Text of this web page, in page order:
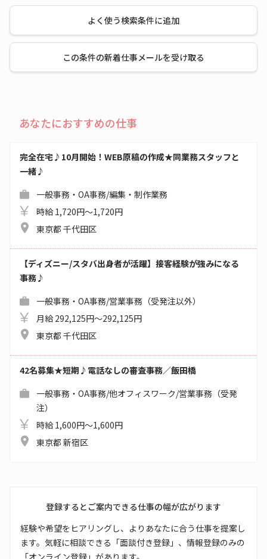
よく使う検索条件に追加
この条件の新着仕事メールを受け取る
あなたにおすすめの仕事
完全在宅♪10月開始！WEB原稿の作成★同業務スタッフと
一緒♪
一般事務・OA事務/編集・制作業務
時給 1,720円～1,720円
東京都 千代田区
【ディズニー/スタバ出身者が活躍】接客経験が強みになる
事務♪
一般事務・OA事務/営業事務（受発注以外）
月給 292,125円～292,125円
東京都 千代田区
42名募集★短期♪電話なしの審査事務／飯田橋
一般事務・OA事務/他オフィスワーク/営業事務（受発
注）
時給 1,600円～1,600円
東京都 新宿区
登録するとご案内できる仕事の幅が広がります
経験や希望をヒアリングし、よりあなたに合う仕事を提案し
ます。気軽に相談できる「面談付き登録」、情報登録のみの
「オンライン登録」があります。